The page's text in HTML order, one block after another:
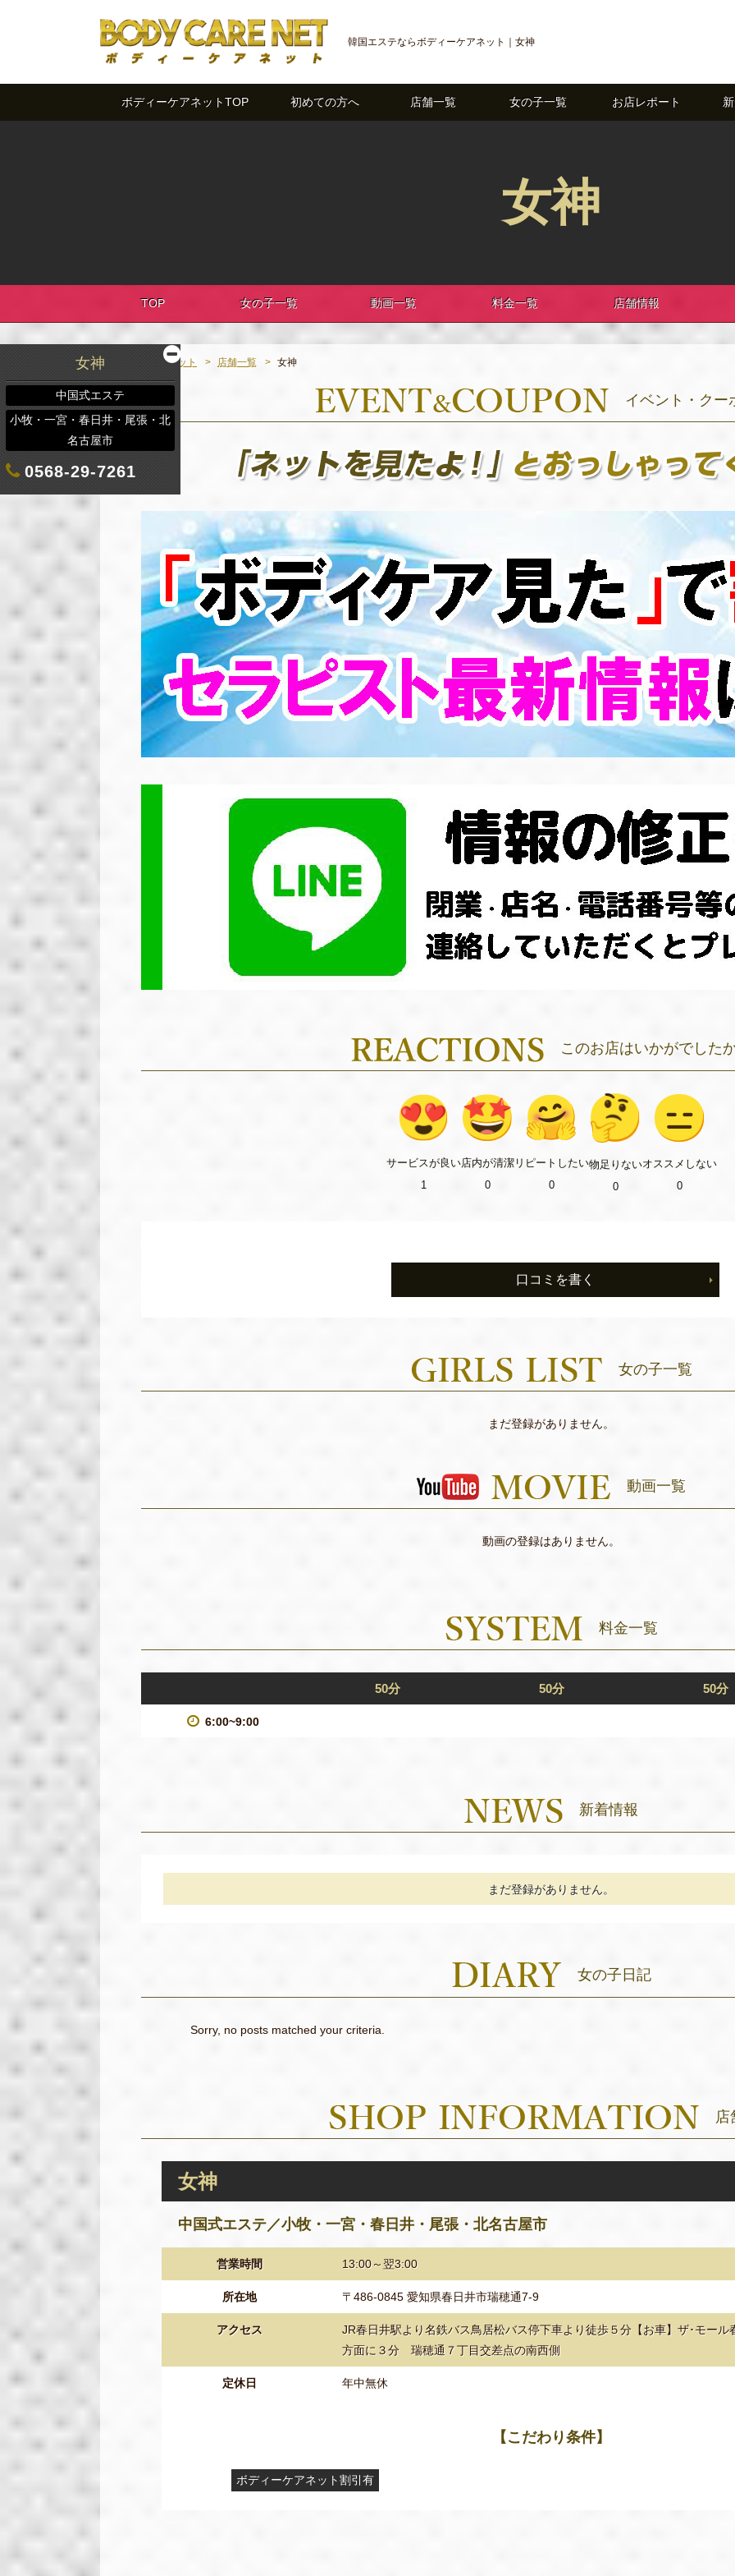
韓国エステならボディーケアネット｜女神
ボディーケアネットTOP 初めての方へ 店舗一覧 女の子一覧 お店レポート
女神
TOP 女の子一覧 動画一覧 料金一覧 店舗情報
女神
中国式エステ
小牧・一宮・春日井・尾張・北
名古屋市
0568-29-7261
ボディーケアネット 店舗一覧 女神
イベント・クー
このお店はいかがでした
サービスが良い
1
店内が清潔
0
リピート したい
0
物足り ない
0
オススメ しない
0
口コミを書く
女の子一覧
まだ登録がありません。
動画一覧
動画の登録はありません。
料金一覧
50分 50分 50分
6:00~9:00
新着情報
まだ登録がありません。
女の子日記
Sorry, no posts matched your criteria.
店
女神
中国式エステ／小牧・一宮・春日井・尾張・北名古屋市
営業時間 13:00～翌3:00
所在地 〒486-0845 愛知県春日井市瑞穂通7-9
アクセス
JR春日井駅より名鉄バス鳥居松バス停下車より徒歩５分【お車】ザ･モー
方面に３分 瑞穂通７丁目交差点の南西側
定休日 年中無休
【こだわり条件】
ボディーケアネット割引有